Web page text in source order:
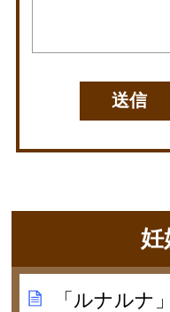
妊
「ルナルナ